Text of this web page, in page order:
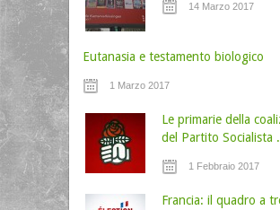
14 Marzo 2017
Eutanasia e testamento biologico
1 Marzo 2017
Le primarie della
del Partito Socialista
1 Febbraio 2017
Francia: il quadro a